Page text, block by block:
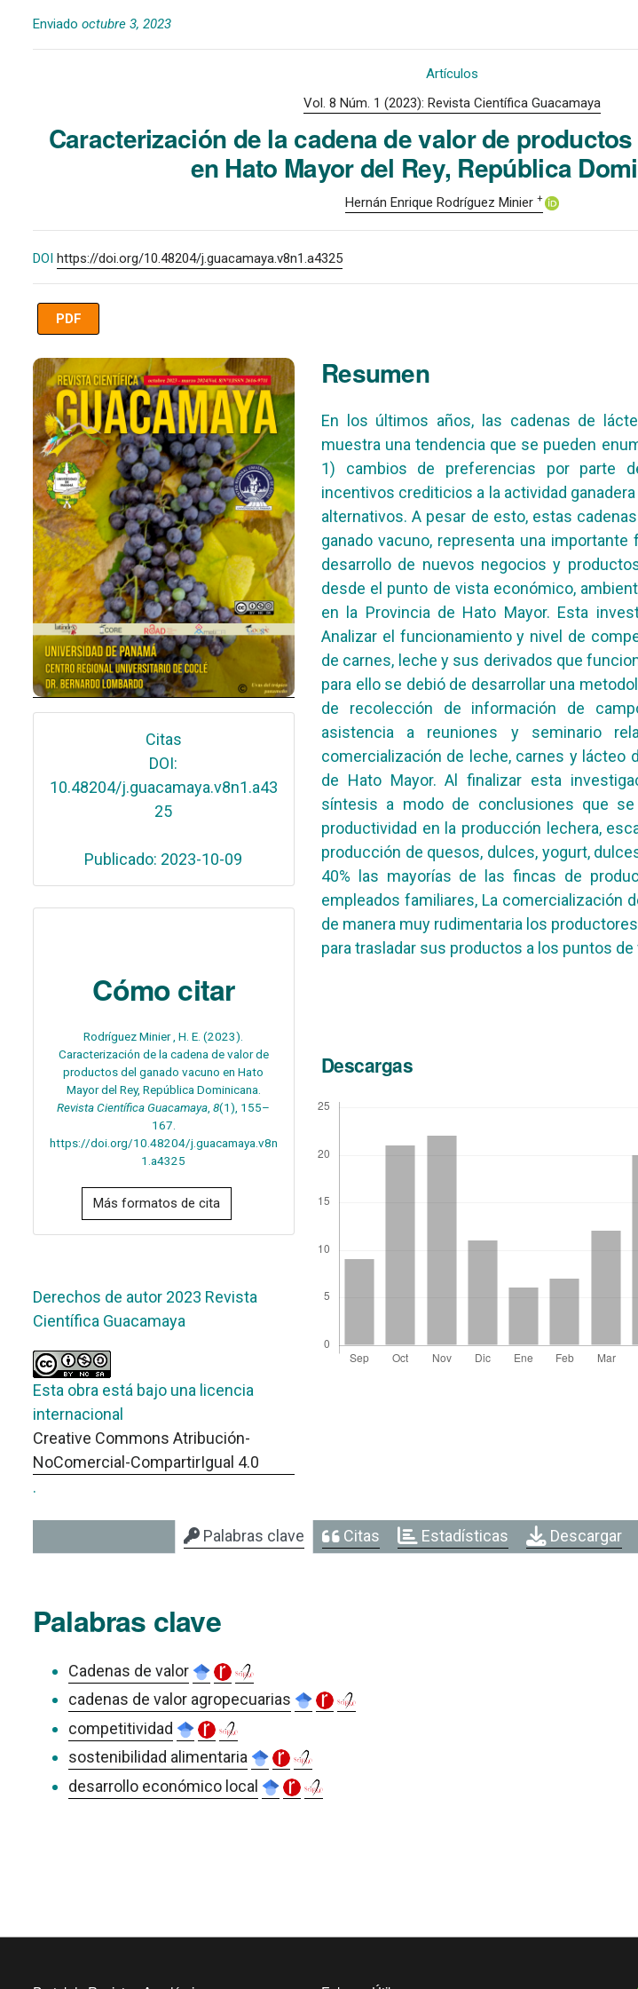
Enviado octubre 3, 2023
Artículos
Vol. 8 Núm. 1 (2023): Revista Científica Guacamaya
Caracterización de la cadena de valor de
en Hato Mayor del Rey, República
Hernán Enrique Rodríguez Minier +
DOI https://doi.org/10.48204/j.guacamaya.v8n1.a4325
PDF
Imagen de portada
Citas
DOI:
10.48204/j.guacamaya.v8n1.a43
25
Publicado: 2023-10-09
Cómo citar
Rodríguez Minier , H. E. (2023).
Caracterización de la cadena de valor de
productos del ganado vacuno en Hato
Mayor del Rey, República Dominicana.
Revista Científica Guacamaya ,8(1), 155–
167.
https://doi.org/10.48204/j.guacamaya.v8n
1.a4325
Más formatos de cita
Derechos de autor 2023 Revista
Científica Guacamaya
Esta obra está bajo una licencia
internacional
Creative Commons Atribución-
NoComercial-CompartirIgual 4.0
.
Resumen
En los últimos años, las cadenas de
muestra una tendencia que se pueden
1) cambios de preferencias por parte
incentivos crediticios a la actividad
alternativos. A pesar de esto, estas
ganado vacuno, representa una
desarrollo de nuevos negocios y
desde el punto de vista económico,
en la Provincia de Hato Mayor. Esta
Analizar el funcionamiento y nivel de
de carnes, leche y sus derivados que
para ello se debió de desarrollar una
de recolección de información de
asistencia a reuniones y seminario
comercialización de leche, carnes y lácteo
de Hato Mayor. Al finalizar esta
síntesis a modo de conclusiones que
productividad en la producción lechera,
producción de quesos, dulces, yogurt,
40% las mayorías de las fincas de
empleados familiares, La comercialización
de manera muy rudimentaria los
para trasladar sus productos a los puntos de
Descargas
Palabras clave Citas Estadísticas Descargar
Palabras clave
Cadenas de valor
cadenas de valor agropecuarias
competitividad
sostenibilidad alimentaria
desarrollo económico local